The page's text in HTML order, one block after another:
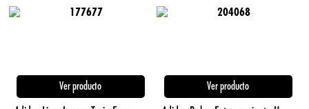
Ver producto Ver producto